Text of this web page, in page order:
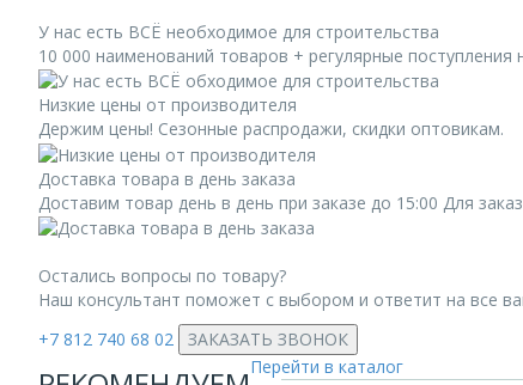
У нас есть ВСЁ необходимое для строительства
10 000 наименований товаров + регулярные поступления
Низкие цены от производителя
Держим цены! Сезонные распродажи, скидки оптовикам.
Доставка товара в день заказа
Доставим товар день в день при заказе до 15:00 Для
Остались вопросы по товару?
Наш консультант поможет с выбором и ответит на все
+7 812 740 68 02
ЗАКАЗАТЬ ЗВОНОК
Перейти в каталог